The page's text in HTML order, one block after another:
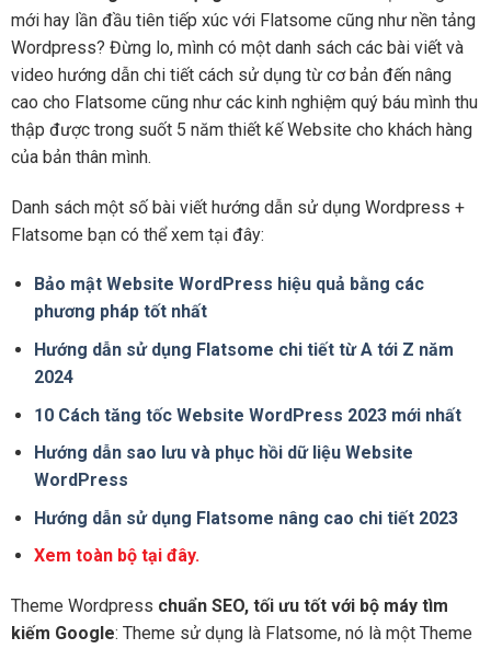
mới hay lần đầu tiên tiếp xúc với Flatsome cũng như nền tảng
Wordpress? Đừng lo, mình có một danh sách các bài viết và
video hướng dẫn chi tiết cách sử dụng từ cơ bản đến nâng
cao cho Flatsome cũng như các kinh nghiệm quý báu mình thu
thập được trong suốt 5 năm thiết kế Website cho khách hàng
của bản thân mình.
Danh sách một số bài viết hướng dẫn sử dụng Wordpress +
Flatsome bạn có thể xem tại đây:
Bảo mật Website WordPress hiệu quả bằng các
phương pháp tốt nhất
Hướng dẫn sử dụng Flatsome chi tiết từ A tới Z năm
2024
10 Cách tăng tốc Website WordPress 2023 mới nhất
Hướng dẫn sao lưu và phục hồi dữ liệu Website
WordPress
Hướng dẫn sử dụng Flatsome nâng cao chi tiết 2023
Xem toàn bộ tại đây.
Theme Wordpress chuẩn SEO, tối ưu tốt với bộ máy tìm
kiếm Google: Theme sử dụng là Flatsome, nó là một Theme